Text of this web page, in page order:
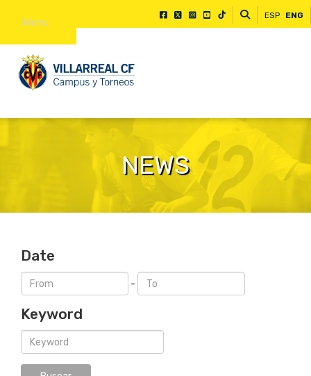
Menu ESP ENG
NEWS
Date
-
Keyword